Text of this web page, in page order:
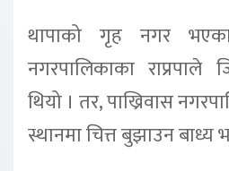
थापाको गृह नगर
नगरपालिकाका राप्रपाले
थियो । तर, पाख्रिवास
स्थानमा चित्त बुझाउन बाध्य